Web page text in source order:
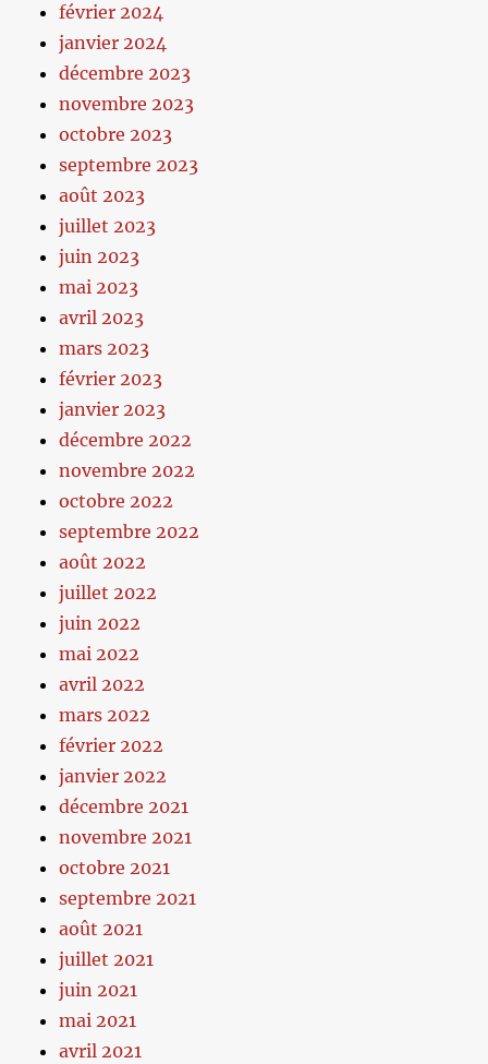
février 2024
janvier 2024
décembre 2023
novembre 2023
octobre 2023
septembre 2023
août 2023
juillet 2023
juin 2023
mai 2023
avril 2023
mars 2023
février 2023
janvier 2023
décembre 2022
novembre 2022
octobre 2022
septembre 2022
août 2022
juillet 2022
juin 2022
mai 2022
avril 2022
mars 2022
février 2022
janvier 2022
décembre 2021
novembre 2021
octobre 2021
septembre 2021
août 2021
juillet 2021
juin 2021
mai 2021
avril 2021